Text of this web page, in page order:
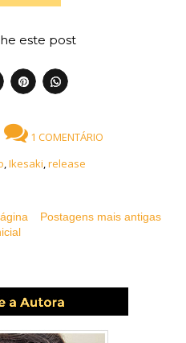
este post
1 COMENTÁRIO
,Ikesaki,release
Postagens mais antigas